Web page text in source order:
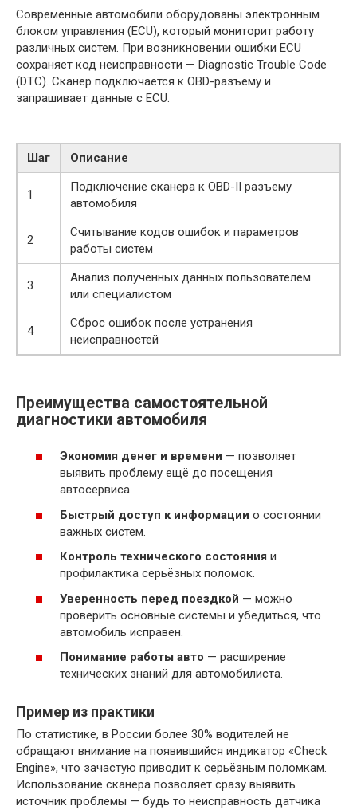
Современные автомобили оборудованы электронным
блоком управления (ECU), который мониторит работу
различных систем. При возникновении ошибки ECU
сохраняет код неисправности — Diagnostic Trouble Code
(DTC). Сканер подключается к OBD-разъему и
запрашивает данные с ECU.
Шаг Описание
1
Подключение сканера к OBD-II разъему
автомобиля
2
Считывание кодов ошибок и параметров
работы систем
3
Анализ полученных данных пользователем
или специалистом
4
Сброс ошибок после устранения
неисправностей
Преимущества самостоятельной
диагностики автомобиля
Экономия денег и времени — позволяет
выявить проблему ещё до посещения
автосервиса.
Быстрый доступ к информации о состоянии
важных систем.
Контроль технического состояния и
профилактика серьёзных поломок.
Уверенность перед поездкой — можно
проверить основные системы и убедиться, что
автомобиль исправен.
Понимание работы авто — расширение
технических знаний для автомобилиста.
Пример из практики
По статистике, в России более 30% водителей не
обращают внимание на появившийся индикатор «Check
Engine», что зачастую приводит к серьёзным поломкам.
Использование сканера позволяет сразу выявить
источник проблемы — будь то неисправность датчика